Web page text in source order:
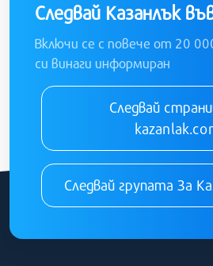
Следвай Казанлък
Включи се с повече от 20
си винаги информиран
Следвай
Следвай групата За